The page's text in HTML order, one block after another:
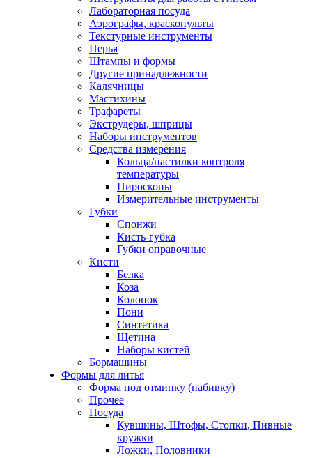
Лабораторная посуда
Аэрографы, краскопульты
Текстурные инструменты
Перья
Штампы и формы
Другие принадлежности
Калячницы
Мастихины
Трафареты
Экструдеры, шприцы
Наборы инструментов
Средства измерения
Кольца/пастилки контроля
температуры
Пироскопы
Измерительные инструменты
Губки
Спонжи
Кисть-губка
Губки оправочные
Кисти
Белка
Коза
Колонок
Пони
Синтетика
Щетина
Наборы кистей
Бормашины
Формы для литья
Форма под отминку (набивку)
Прочее
Посуда
Кувшины, Штофы, Стопки, Пивные
кружки
Ложки, Половники